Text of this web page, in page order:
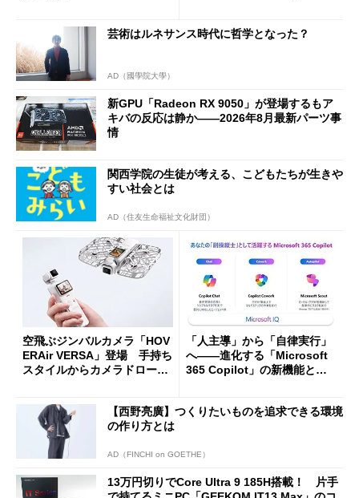
芸術はルネサンス時代に哲学となった？
AD（國學院大學）
新GPU「Radeon RX 9050」が登場するもア
キバの反応は静か――2026年8月最新パーツ事
情
関西学院の生徒が考える、こどもたちが生きや
すい社会とは
AD（住友生命福祉文化財団）
空飛ぶジンバルカメラ「HOV
ERAir VERSA」登場 手持ち
スタイルからカメラドローン
「人主導」から「自律実行」
へ――進化する「Microsoft
365 Copilot」の新機能とエ
【西野亮廣】つくりたいものを追求できる環境
の作り方とは
AD（FINCHI on GOETHE）
13万円切りでCore Ultra 9 185H搭載！ 片手